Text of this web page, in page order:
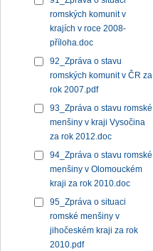
romských komunit v
krajích v roce 2008-
příloha.doc
92_Zpráva o stavu
romských komunit v ČR za
rok 2007.pdf
93_Zpráva o stavu romské
menšiny v kraji Vysočina
za rok 2012.doc
94_Zpráva o stavu romské
menšiny v Olomouckém
kraji za rok 2010.doc
95_Zpráva o situaci
romské menšiny v
jihočeském kraji za rok
2010.pdf